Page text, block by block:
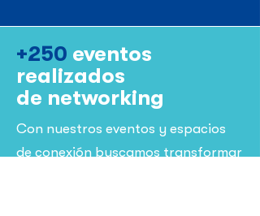
+250 eventos
realizados
de networking
Con nuestros eventos y espacios
de conexión buscamos transformar